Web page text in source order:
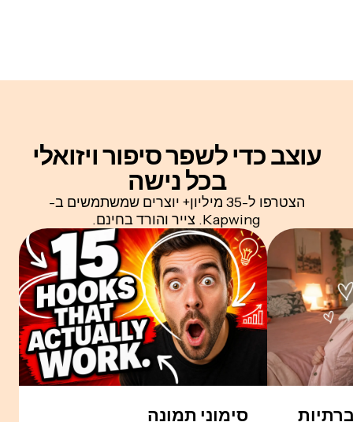
עוצב כדי לשפר סיפור ויזואלי
בכל נישה
הצטרפו ל-35 מיליון+ יוצרים שמשתמשים ב-
Kapwing. צייר והורד בחינם.
סימוני תמונה